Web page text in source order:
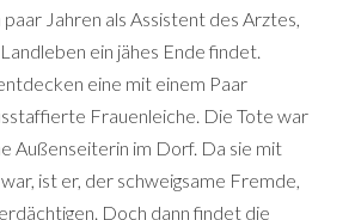
Jahren als Assistent des Arztes,
ein jähes Ende findet.
eine mit einem Paar
Frauenleiche. Die Tote war
Außenseiterin im Dorf. Da sie mit
ist er, der schweigsame Fremde,
Doch dann findet die